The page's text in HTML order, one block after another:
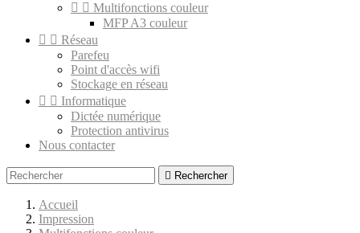
  Multifonctions couleur
MFP A3 couleur
  Réseau
Parefeu
Point d'accès wifi
Stockage en réseau
  Informatique
Dictée numérique
Protection antivirus
Nous contacter
 Rechercher
Accueil
Impression